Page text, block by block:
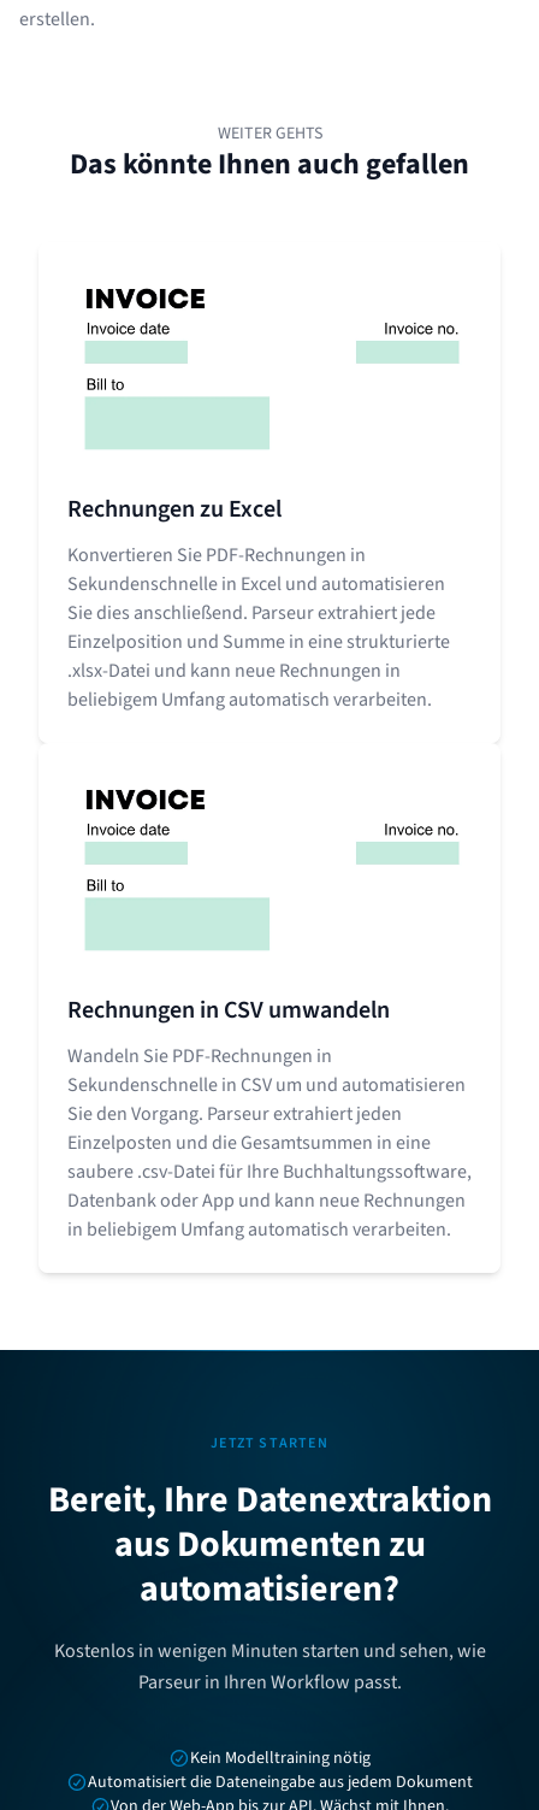
erstellen.
WEITER GEHTS
Das könnte Ihnen auch gefallen
Rechnungen zu Excel
Konvertieren Sie PDF-Rechnungen in
Sekundenschnelle in Excel und automatisieren
Sie dies anschließend. Parseur extrahiert jede
Einzelposition und Summe in eine strukturierte
.xlsx-Datei und kann neue Rechnungen in
beliebigem Umfang automatisch verarbeiten.
Rechnungen in CSV umwandeln
Wandeln Sie PDF-Rechnungen in
Sekundenschnelle in CSV um und automatisieren
Sie den Vorgang. Parseur extrahiert jeden
Einzelposten und die Gesamtsummen in eine
saubere .csv-Datei für Ihre Buchhaltungssoftware,
Datenbank oder App und kann neue Rechnungen
in beliebigem Umfang automatisch verarbeiten.
JETZT STARTEN
Bereit, Ihre Datenextraktion
aus Dokumenten zu
automatisieren?
Kostenlos in wenigen Minuten starten und sehen, wie
Parseur in Ihren Workflow passt.
Kein Modelltraining nötig
Automatisiert die Dateneingabe aus jedem Dokument